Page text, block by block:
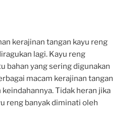
kerajinan tangan kayu reng
lagi. Kayu reng
bahan yang sering digunakan
macam kerajinan tangan
Tidak heran jika
reng banyak diminati oleh